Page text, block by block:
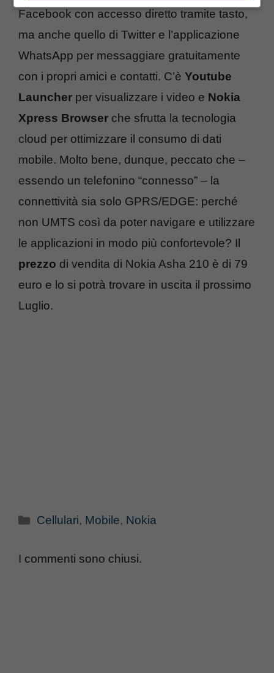
Facebook con accesso diretto tramite tasto,
ma anche quello di Twitter e l’applicazione
WhatsApp per messaggiare gratuitamente
con i propri amici e contatti. C’è Youtube
Launcher per visualizzare i video e Nokia
Xpress Browser che sfrutta la tecnologia
cloud per ottimizzare il consumo di dati
mobile. Molto bene, dunque, peccato che –
essendo un telefonino “connesso” – la
connettività sia solo GPRS/EDGE: perché
non UMTS così da poter navigare e utilizzare
le applicazioni in modo più confortevole? Il
prezzo di vendita di Nokia Asha 210 è di 79
euro e lo si potrà trovare in uscita il prossimo
Luglio.
Categorie
Cellulari, Mobile, Nokia
I commenti sono chiusi.